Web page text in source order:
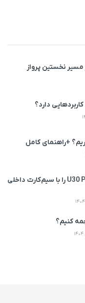
+راهنمای کامل
شرکت ZTE روتر 5G مدل U30 Pro را با سیم‌کارت داخلی
کنیم؟